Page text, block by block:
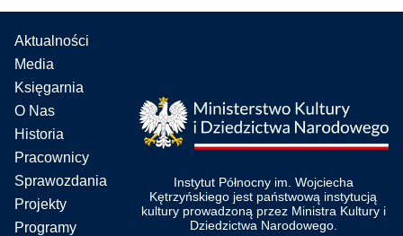
Aktualności
Media
Księgarnia
O Nas
Historia
Pracownicy
Sprawozdania
Projekty
Programy
Instytut Północny im. Wojciecha
Kętrzyńskiego jest państwową instytucją
kultury prowadzoną przez Ministra Kultury i
Dziedzictwa Narodowego.